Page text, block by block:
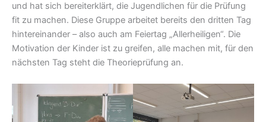
und hat sich bereiterklärt, die Jugendlichen für die Prüfung
fit zu machen. Diese Gruppe arbeitet bereits den dritten Tag
hintereinander – also auch am Feiertag „Allerheiligen“. Die
Motivation der Kinder ist zu greifen, alle machen mit, für den
nächsten Tag steht die Theorieprüfung an.